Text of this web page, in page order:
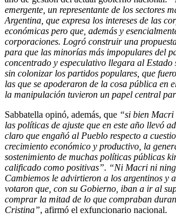
emergente, un representante de los sectores
Argentina, que expresa los intereses de las
económicas pero que, además y
corporaciones. Logró construir una
para que las minorías más impopulares del
concentrado y especulativo llegara al
sin colonizar los partidos populares, que
las que se apoderaron de la cosa pública en
la manipulación tuvieron un papel central
Sabbatella opinó, además, que “si bien Macri
las políticas de ajuste que en este año llevó
claro que engañó al Pueblo respecto a
crecimiento económico y productivo, la
sostenimiento de muchas políticas públicas
calificado como positivas”. “Ni Macri ni
Cambiemos le advirtieron a los argentinos y
votaron que, con su Gobierno, iban a ir al
comprar la mitad de lo que compraban
Cristina”, afirmó el exfuncionario nacional.